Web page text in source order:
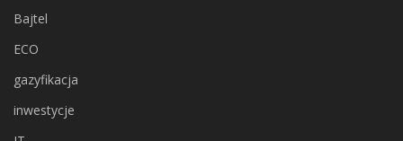
Bajtel
ECO
gazyfikacja
inwestycje